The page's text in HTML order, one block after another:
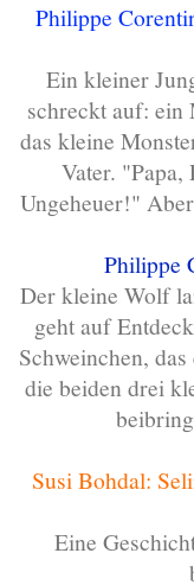
Philippe
Ein kleiner
schreckt auf: ein
das kleine
Vater. "Papa,
Ungeheuer!"
Philippe
Der kleine Wolf
geht auf
Schweinchen,
die beiden drei
Susi Bohdal:
Eine